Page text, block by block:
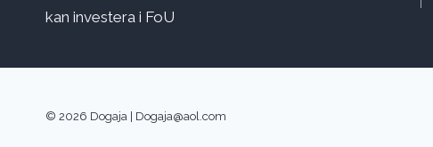
kan investera i FoU
© 2026 Dogaja | Dogaja@aol.com